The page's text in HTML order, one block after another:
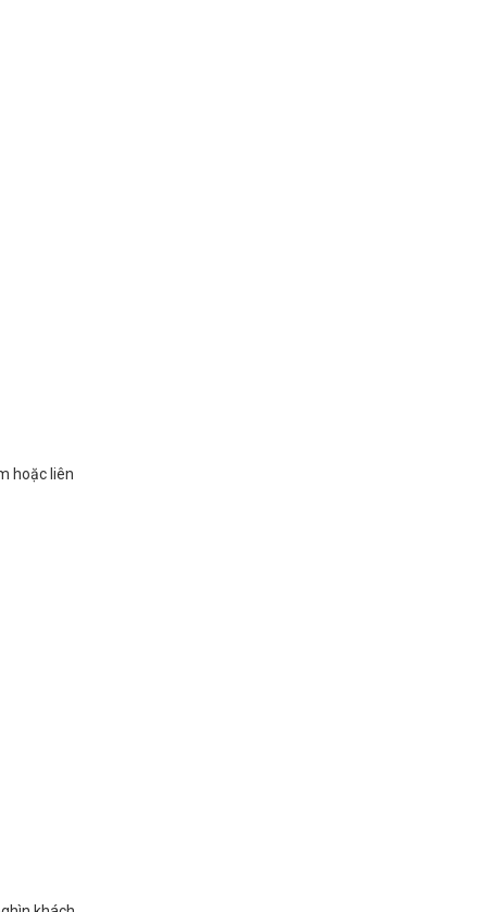
hoặc liên